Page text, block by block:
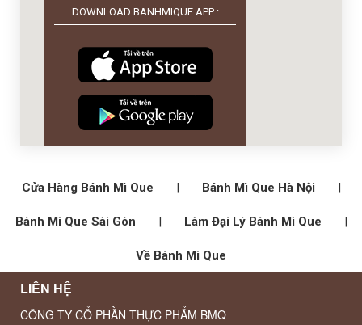
DOWNLOAD BANHMIQUE APP :
Cửa Hàng Bánh Mì Que | Bánh Mì Que Hà Nội |
Bánh Mì Que Sài Gòn | Làm Đại Lý Bánh Mì Que |
Về Bánh Mì Que
LIÊN HỆ
CÔNG TY CỔ PHẦN THỰC PHẨM BMQ